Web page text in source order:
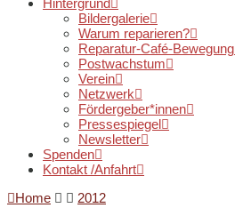
Hintergrund
Bildergalerie
Warum reparieren?
Reparatur-Café-Bewegung
Postwachstum
Verein
Netzwerk
Fördergeber*innen
Pressespiegel
Newsletter
Spenden
Kontakt /Anfahrt
Home
2012